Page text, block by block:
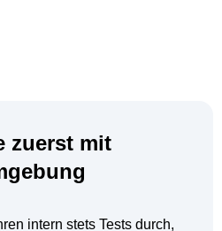
zuerst mit
intern stets Tests durch,